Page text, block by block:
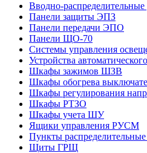
Вводно-
Панели защиты ЭПЗ
Панели передачи ЭПО
Панели ЩО-70
Системы управления
Устройства
Шкафы зажимов ШЗВ
Шкафы обогрева
Шкафы регулирования
Шкафы РТЗО
Шкафы учета ШУ
Ящики управления РУСМ
Пункты
Щиты ГРЩ